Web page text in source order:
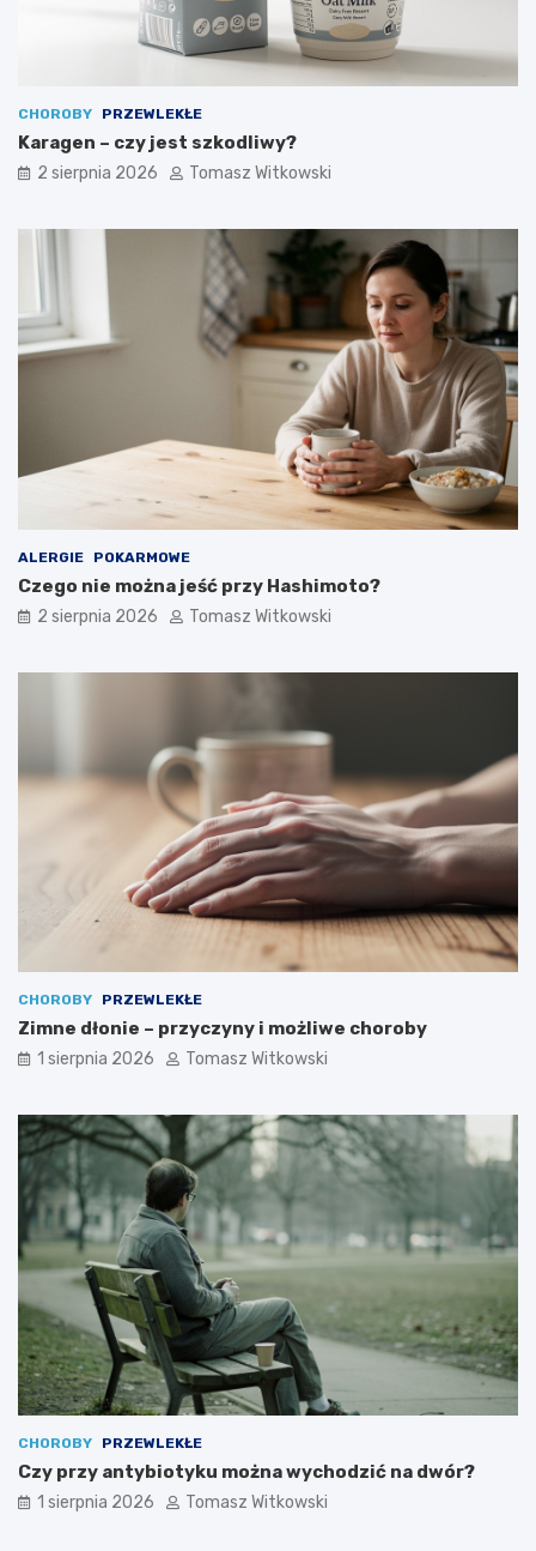
CHOROBY PRZEWLEKŁE
Karagen – czy jest szkodliwy?
2 sierpnia 2026 Tomasz Witkowski
ALERGIE POKARMOWE
Czego nie można jeść przy Hashimoto?
2 sierpnia 2026 Tomasz Witkowski
CHOROBY PRZEWLEKŁE
Zimne dłonie – przyczyny i możliwe choroby
1 sierpnia 2026 Tomasz Witkowski
CHOROBY PRZEWLEKŁE
Czy przy antybiotyku można wychodzić na dwór?
1 sierpnia 2026 Tomasz Witkowski